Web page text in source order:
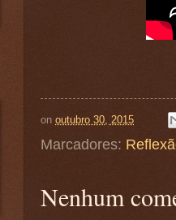
on outubro 30, 2015
Marcadores:
Nenhum